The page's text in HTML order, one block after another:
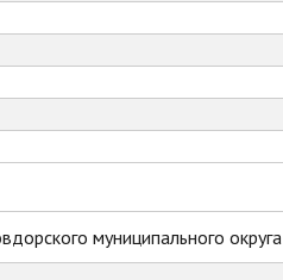
муниципального округа